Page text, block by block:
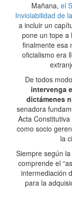
Mañana, el
Inviolabilidad de
a incluir un
pone un tope a
finalmente esa
oficialismo era
De todos
intervenga
dictámenes
senadora
Acta
como socio
la
Siempre según
comprende el
intermediación
para la